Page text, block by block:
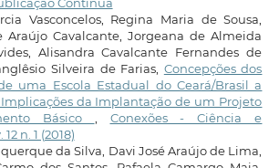
Contínua
Vasconcelos, Regina Maria de Sousa,
Araújo Cavalcante, Jorgeana de Almeida
Alisandra Cavalcante Fernandes de
Silveira de Farias, Concepções dos
uma Escola Estadual do Ceará/Brasil a
da Implantação de um Projeto
Básico , Conexões - Ciência e
n. 1 (2018)
da Silva, Davi José Araújo de Lima,